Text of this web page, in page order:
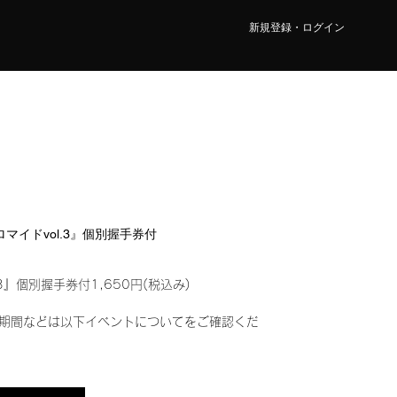
新規登録・ログイン
マイドvol.3』個別握手券付
』個別握手券付1,650円(税込み)
間などは以下イベントについてをご確認くだ